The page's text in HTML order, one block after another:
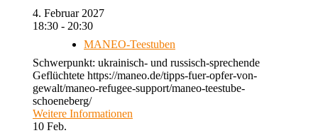
4. Februar 2027
18:30 - 20:30
MANEO-Teestuben
Schwerpunkt: ukrainisch- und russisch-sprechende
Geflüchtete https://maneo.de/tipps-fuer-opfer-von-
gewalt/maneo-refugee-support/maneo-teestube-
schoeneberg/
Weitere Informationen
10 Feb.